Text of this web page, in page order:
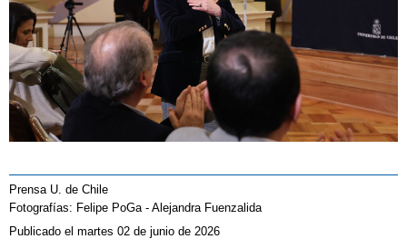
Prensa U. de Chile
Fotografías: Felipe PoGa - Alejandra Fuenzalida
Publicado el martes 02 de junio de 2026